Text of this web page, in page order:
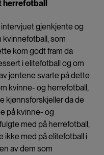
gjenkjente og
som
kom godt fram da
i elitefotball og om
jentene svarte på dette
kvinne- og herrefotball,
kjønnsforskjeller da de
på kvinne- og
med på herrefotball,
ikke med på elitefotball i
av dem som